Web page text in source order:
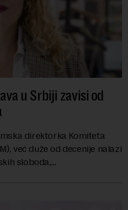
u Srbiji zavisi od
direktorka Komiteta
već duže od decenije nalazi
sloboda,